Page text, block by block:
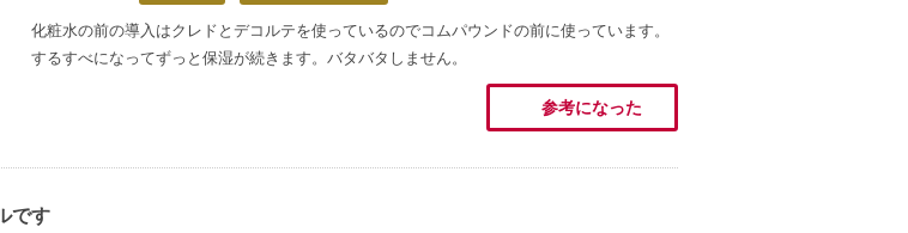
化粧水の前の導入はクレドとデコルテを使っているのでコムパウンドの前に使っています。
するすべになってずっと保湿が続きます。バタバタしません。
参考になった
です